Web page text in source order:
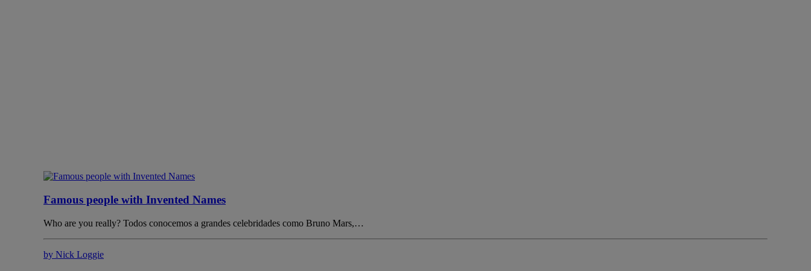
Famous people with Invented Names
Who are you really? Todos conocemos a grandes celebridades como Bruno Mars,…
by Nick Loggie